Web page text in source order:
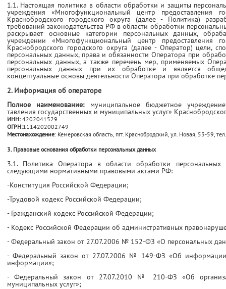
1.1. Настоящая политика в области обработки и защиты
учреждения «Многофункциональный центр предос­тавления
Краснобродского городского округа (далее - Политика)
требований законодательства РФ в области обработки
раскрывает основные категории персональных данных,
учреждении «Многофункциональный центр предос­тавления
Краснобродского городского округа (далее - Оператор) цели,
персональных данных, права и обязанности Оператора при
персональных данных, а также перечень мер, применяемых
персональных данных при их обработке и является
концептуальные основы деятельности Оператора при обработке
2. Информация об операторе
Полное наименование:муниципальное бюджетное
тавления государственных и муниципальных услуг»
ИНН: 4202041529
ОГРН:1114202002749
Местонахождение: Кемеровская область, пгт. Краснобродский, ул. Новая, 53-59,
3. Правовые основания обработки персональных данных
3.1. Политика Оператора в области обработки персональных
следующими нормативными правовыми актами РФ:
-Конституция Российской Федерации;
-Трудовой кодекс Российской Федерации;
- Гражданский кодекс Российской Федерации;
- Кодекс Российской Федерации об административных
- Федеральный закон от 27.07.2006 № 152-ФЗ «О персональных
- Федеральный закон от 27.07.2006 № 149-ФЗ «Об
информации»;
- Федеральный закон от 27.07.2010 № 210-ФЗ «Об
муниципальных услуг»;